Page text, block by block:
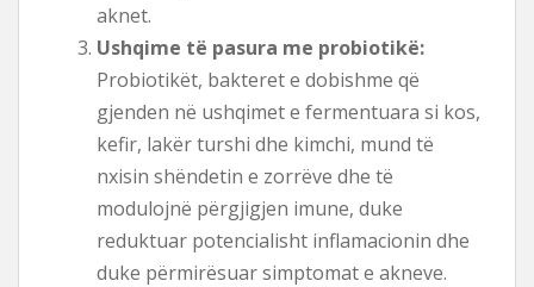
aknet.
Ushqime të pasura me probiotikë:
Probiotikët, bakteret e dobishme që
gjenden në ushqimet e fermentuara si kos,
kefir, lakër turshi dhe kimchi, mund të
nxisin shëndetin e zorrëve dhe të
modulojnë përgjigjen imune, duke
reduktuar potencialisht inflamacionin dhe
duke përmirësuar simptomat e akneve.